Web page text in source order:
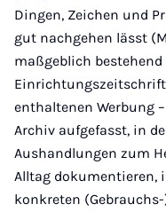
Dingen, Zeichen und
gut nachgehen lässt
maßgeblich
enthaltenen Werbung
Archiv aufgefasst, in
Aushandlungen zum
Alltag dokumentieren,
konkreten